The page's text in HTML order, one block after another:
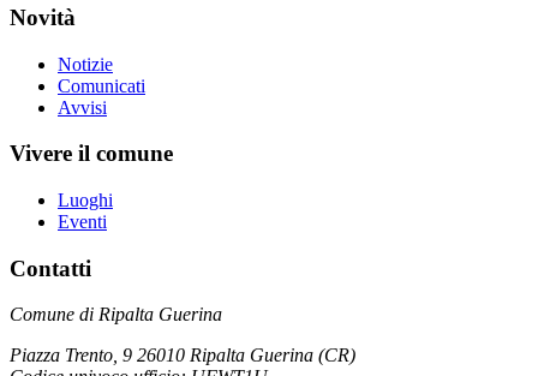
Novità
Notizie
Comunicati
Avvisi
Vivere il comune
Luoghi
Eventi
Contatti
Comune di Ripalta Guerina
Piazza Trento, 9 26010 Ripalta Guerina (CR)